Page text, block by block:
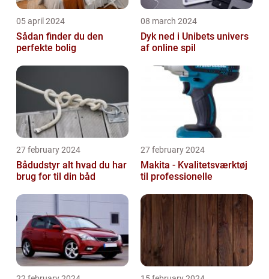
05 april 2024
Sådan finder du den
perfekte bolig
08 march 2024
Dyk ned i Unibets univers
af online spil
27 february 2024
Bådudstyr alt hvad du har
brug for til din båd
27 february 2024
Makita - Kvalitetsværktøj
til professionelle